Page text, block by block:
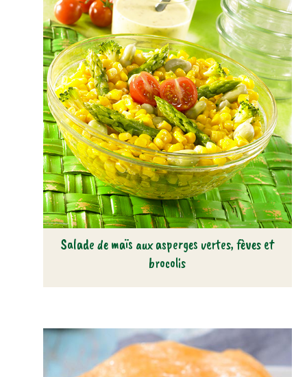
Salade de maïs aux asperges vertes, fèves et
brocolis